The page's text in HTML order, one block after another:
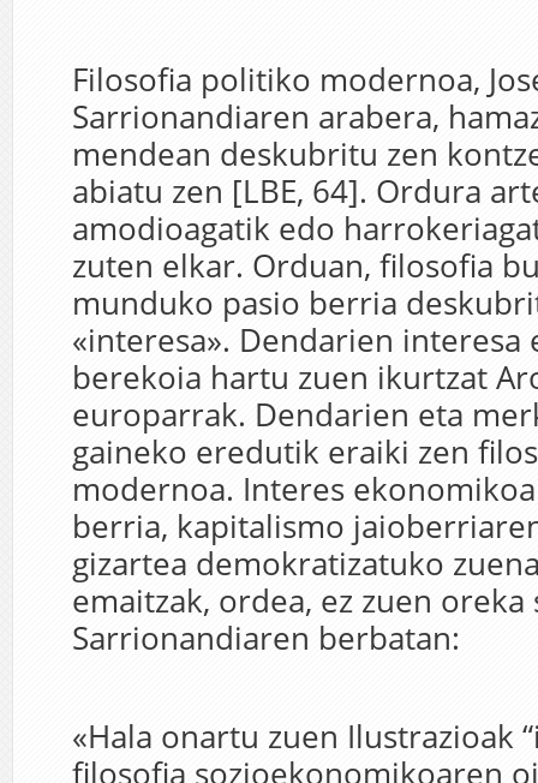
Filosofia politiko modernoa,
Sarrionandiaren arabera,
mendean deskubritu zen
abiatu zen [LBE, 64]. Ordura
amodioagatik edo
zuten elkar. Orduan, filosofia
munduko pasio berria
«interesa». Dendarien interesa
berekoia hartu zuen ikurtzat
europarrak. Dendarien eta
gaineko eredutik eraiki zen
modernoa. Interes
berria, kapitalismo
gizartea demokratizatuko
emaitzak, ordea, ez zuen
Sarrionandiaren berbatan:
«Hala onartu zuen Ilustrazioak
filosofia sozioekonomikoaren